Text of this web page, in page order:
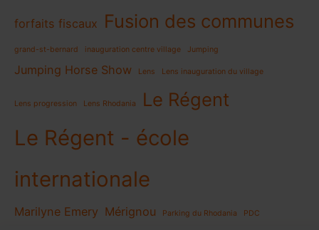
forfaits fiscaux Fusion des communes
grand-st-bernard inauguration centre village Jumping
Jumping Horse Show Lens Lens inauguration du village
Lens progression Lens Rhodania Le Régent
Le Régent - école
internationale
Marilyne Emery Mérignou Parking du Rhodania PDC